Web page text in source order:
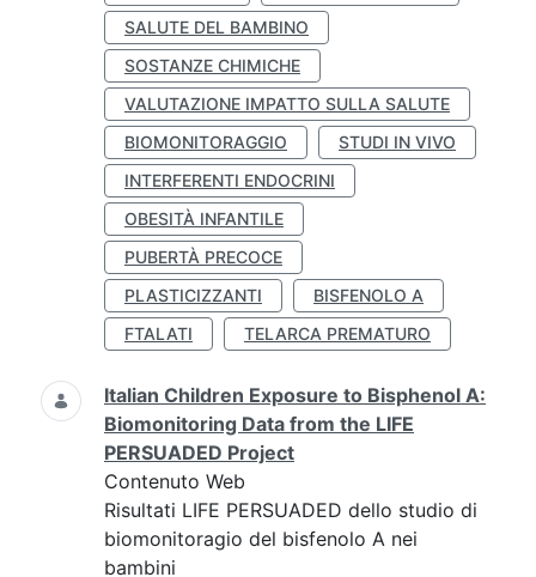
SALUTE DEL BAMBINO
SOSTANZE CHIMICHE
VALUTAZIONE IMPATTO SULLA SALUTE
BIOMONITORAGGIO
STUDI IN VIVO
INTERFERENTI ENDOCRINI
OBESITÀ INFANTILE
PUBERTÀ PRECOCE
PLASTICIZZANTI
BISFENOLO A
FTALATI
TELARCA PREMATURO
Italian Children Exposure to Bisphenol A:
Biomonitoring Data from the LIFE
PERSUADED Project
Contenuto Web
Risultati LIFE PERSUADED dello studio di
biomonitoragio del bisfenolo A nei
bambini